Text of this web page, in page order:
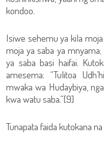
kondoo.
Isiwe sehemu ya kila moja
moja ya saba ya
ya saba basi haifai.
amesema: “Tulitoa
mwaka wa Hudaybiya,
kwa watu saba.”[9]
Tunapata faida kutokana